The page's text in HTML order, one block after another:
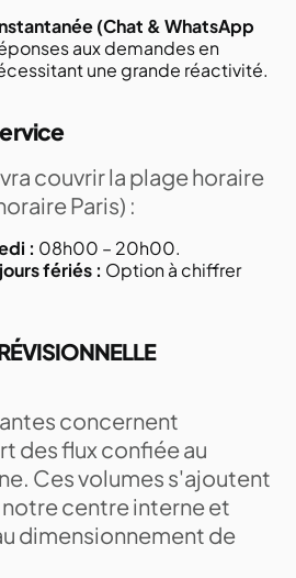
(Chat & WhatsApp
aux demandes en
une grande réactivité.
couvrir la plage horaire
Paris) :
: 08h00 – 20h00.
fériés : Option à chiffrer
concernent
des flux confiée au
Ces volumes s'ajoutent
centre interne et
dimensionnement de